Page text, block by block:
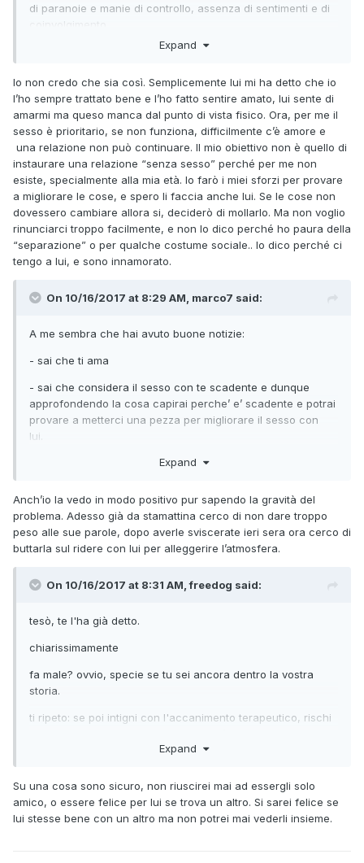
di paranoie e manie di controllo, assenza di sentimenti e di
coinvolgimento.
E' un sacrificio santo e buono perché bisogna essere
Questo è quello che pensa lui. Tu cosa pensi?
Expand
Io non credo che sia così. Semplicemente lui mi ha detto che io
l’ho sempre trattato bene e l’ho fatto sentire amato, lui sente di
amarmi ma queso manca dal punto di vista fisico. Ora, per me il
sesso è prioritario, se non funziona, difficilmente c’è amore e
una relazione non può continuare. Il mio obiettivo non è quello di
instaurare una relazione “senza sesso” perché per me non
esiste, specialmente alla mia età. Io farò i miei sforzi per provare
a migliorare le cose, e spero li faccia anche lui. Se le cose non
dovessero cambiare allora si, deciderò di mollarlo. Ma non voglio
rinunciarci troppo facilmente, e non lo dico perché ho paura della
“separazione” o per qualche costume sociale.. lo dico perché ci
tengo a lui, e sono innamorato.
On 10/16/2017 at 8:29 AM, marco7 said:
A me sembra che hai avuto buone notizie:
- sai che ti ama
- sai che considera il sesso con te scadente e dunque
approfondendo la cosa capirai perche’ e’ scadente e potrai
provare a metterci una pezza per migliorare il sesso con
lui.
Expand
Anch’io la vedo in modo positivo pur sapendo la gravità del
problema. Adesso già da stamattina cerco di non dare troppo
peso alle sue parole, dopo averle sviscerate ieri sera ora cerco di
buttarla sul ridere con lui per alleggerire l’atmosfera.
On 10/16/2017 at 8:31 AM, freedog said:
tesò, te l'ha già detto.
chiarissimamente
fa male? ovvio, specie se tu sei ancora dentro la vostra
storia.
ti ripeto: se poi intigni con l'accanimento terapeutico, rischi
meravigliosa amicizia che ha tutti i presupposti per andare
una di quelle gemme rarissime & preziosissime!
e non so quanto ne valga la pena
Expand
Su una cosa sono sicuro, non riuscirei mai ad essergli solo
amico, o essere felice per lui se trova un altro. Si sarei felice se
lui stesse bene con un altro ma non potrei mai vederli insieme.